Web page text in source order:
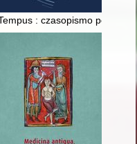
: czasopismo